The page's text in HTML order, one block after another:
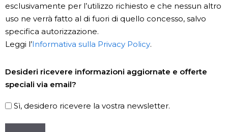
esclusivamente per l’utilizzo richiesto e che nessun altro
uso ne verrà fatto al di fuori di quello concesso, salvo
specifica autorizzazione.
Leggi l’Informativa sulla Privacy Policy.
Desideri ricevere informazioni aggiornate e offerte
speciali via email?
Sì, desidero ricevere la vostra newsletter.
CAPTCHA